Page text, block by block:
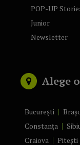
POP-UP
Junior
Newsletter
Alege
București
Constanța
Craiova
Pitești